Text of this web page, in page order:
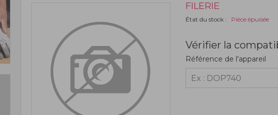
FILERIE
État du stock : Pièce épuisée
Vérifier la
Référence de l'appareil